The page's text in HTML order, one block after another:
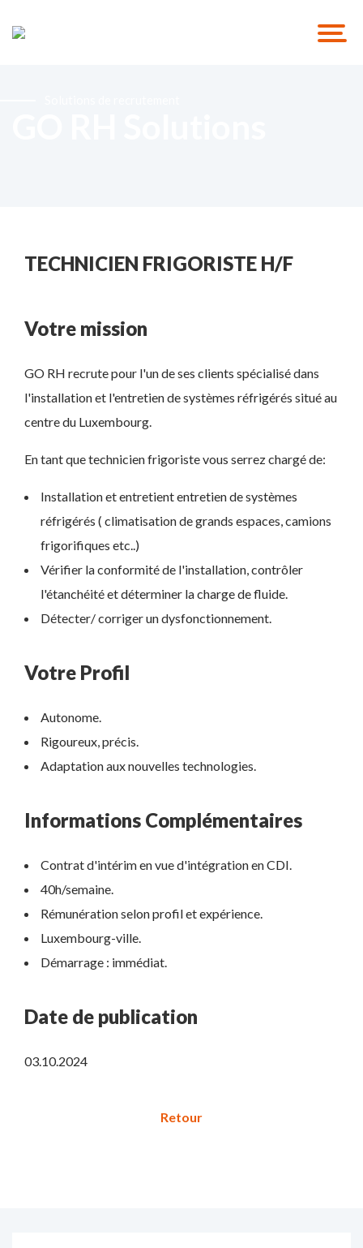
TECHNICIEN FRIGORISTE H/F
Votre mission
GO RH recrute pour l'un de ses clients spécialisé dans
l'installation et l'entretien de systèmes réfrigérés situé au
centre du Luxembourg.
En tant que technicien frigoriste vous serrez chargé de:
Installation et entretient entretien de systèmes
réfrigérés ( climatisation de grands espaces, camions
frigorifiques etc..)
Vérifier la conformité de l'installation, contrôler
l'étanchéité et déterminer la charge de fluide.
Détecter/ corriger un dysfonctionnement.
Votre Profil
Autonome.
Rigoureux, précis.
Adaptation aux nouvelles technologies.
Informations Complémentaires
Contrat d'intérim en vue d'intégration en CDI.
40h/semaine.
Rémunération selon profil et expérience.
Luxembourg-ville.
Démarrage : immédiat.
Date de publication
03.10.2024